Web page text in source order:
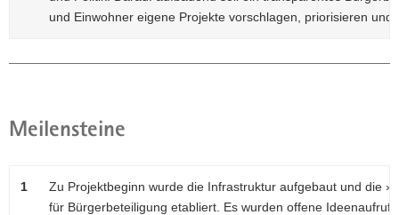
und Einwohner eigene Projekte vorschlagen, priorisieren und
Meilensteine
1
Zu Projektbeginn wurde die Infrastruktur aufgebaut und die
für Bürgerbeteiligung etabliert. Es wurden offene